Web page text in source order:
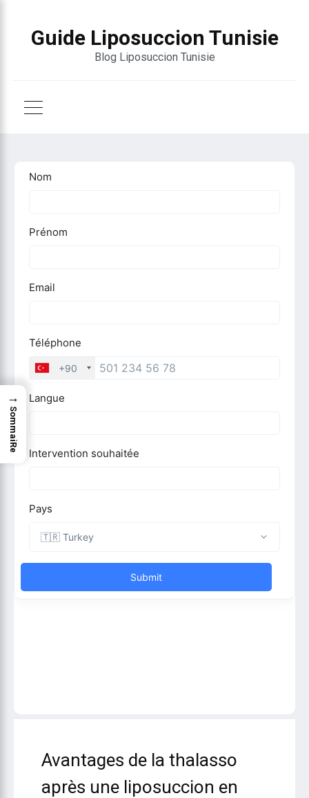
Guide Liposuccion Tunisie
Blog Liposuccion Tunisie
Avantages de la thalasso
après une liposuccion en
→
SommaiRe